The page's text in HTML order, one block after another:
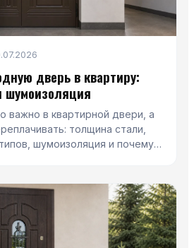
дверь в квартиру:
шумоизоляция
важно в квартирной двери, а
толщина стали,
шумоизоляция и почему